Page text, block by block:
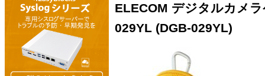
ELECOM デジタルカメ
029YL (DGB-029YL)